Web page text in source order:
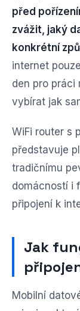
před
zvážit, jaký
konkrétní
internet
den pro práci
vybírat jak
WiFi router s
představuje
tradičnímu
domácností i
připojení k
Jak
Mobilní